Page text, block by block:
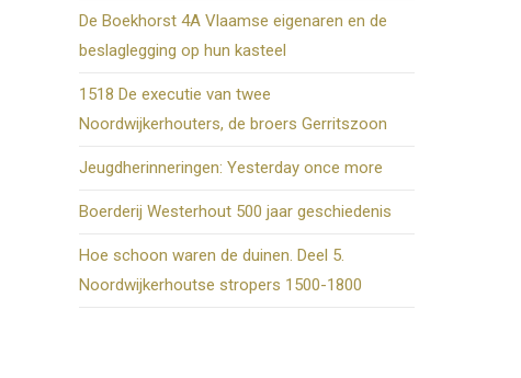
De Boekhorst 4A Vlaamse eigenaren en de
beslaglegging op hun kasteel
1518 De executie van twee
Noordwijkerhouters, de broers Gerritszoon
Jeugdherinneringen: Yesterday once more
Boerderij Westerhout 500 jaar geschiedenis
Hoe schoon waren de duinen. Deel 5.
Noordwijkerhoutse stropers 1500-1800